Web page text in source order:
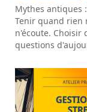
Mythes antiques
Tenir quand rien
n'écoute. Choisir
questions